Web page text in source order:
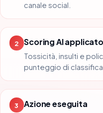
canale social.
2 Scoring AI applicato
Tossicità, insulti e
punteggio di
3 Azione eseguita